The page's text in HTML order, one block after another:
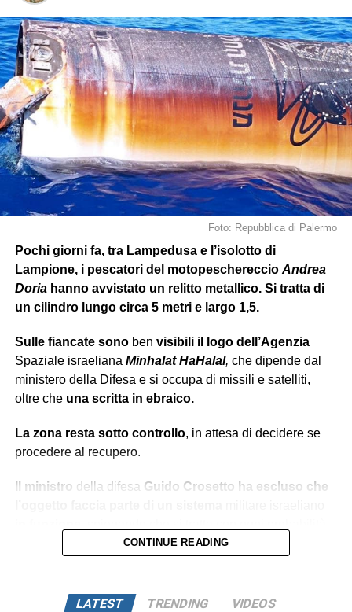
Foto: Repubblica di Palermo
Pochi giorni fa, tra Lampedusa e l’isolotto di
Lampione, i pescatori del motopeschereccio Andrea
Doriahanno avvistato un relitto metallico. Si tratta di
un cilindro lungo circa 5 metri e largo 1,5.
Sulle fiancate sonoben visibili il logo dell’Agenzia
Spaziale israeliana Minhalat HaHalal, che dipende dal
ministero della Difesa e si occupa di missili e satelliti,
oltre che una scritta in ebraico.
La zona resta sotto controllo, in attesa di decidere se
procedere al recupero.
Il ministro della difesa Guido Crosetto ha escluso che
di un frammento legato a un recente lancio spaziale.
solo all’inizio.
CONTINUE READING
LATEST TRENDING VIDEOS